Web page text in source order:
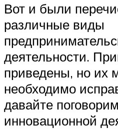
Вот и были
различные виды
деятельности.
приведены, но их
необходимо
давайте
инновационной